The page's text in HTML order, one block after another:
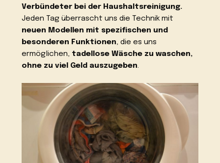
Verbündeter bei der Haushaltsreinigung.
Jeden Tag überrascht uns die Technik mit
neuen Modellen mit spezifischen und
besonderen Funktionen, die es uns
ermöglichen, tadellose Wäsche zu waschen,
ohne zu viel Geld auszugeben.